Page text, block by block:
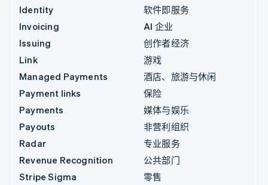
Identity
Invoicing
Issuing
Link
Managed Payments
Payment links
Payments
Payouts
Radar
Revenue Recognition
Stripe Sigma
软件即服务
AI 企业
创作者经济
游戏
酒店、旅游与休闲
保险
媒体与娱乐
非营利组织
专业服务
公共部门
零售